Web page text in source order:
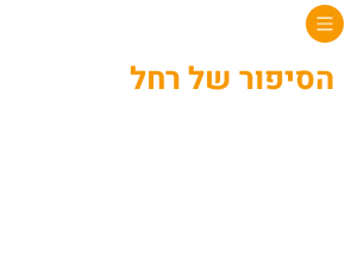
הסיפור של רחל